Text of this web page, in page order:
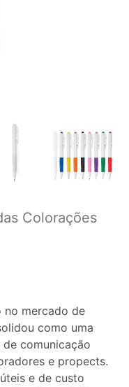
Colorações
no mercado de
como uma
comunicação
e propects.
e de custo